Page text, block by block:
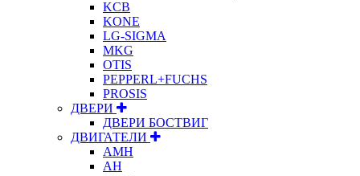
KCB
KONE
LG-SIGMA
MKG
OTIS
PEPPERL+FUCHS
PROSIS
ДВЕРИ
ДВЕРИ БОСТВИГ
ДВИГАТЕЛИ
АМН
АН